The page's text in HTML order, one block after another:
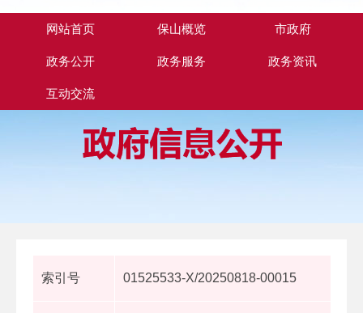
网站首页 保山概览 市政府
政务公开 政务服务 政务资讯
互动交流
索引号 01525533-X/20250818-00015